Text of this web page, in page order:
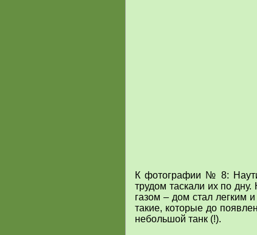
К фотографии № 8:
трудом таскали их по
газом – дом стал легким
такие, которые до
небольшой танк (!).